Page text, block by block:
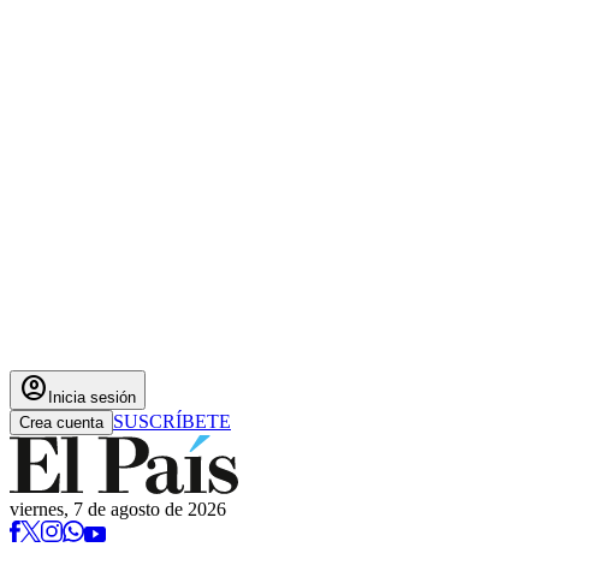
account_circle Inicia sesión
Crea cuenta SUSCRÍBETE
viernes, 7 de agosto de 2026